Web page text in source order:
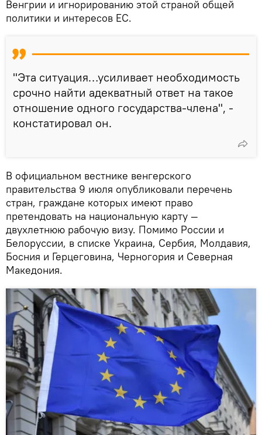
Венгрии и игнорированию этой страной общей
политики и интересов ЕС.
"Эта ситуация…усиливает необходимость
срочно найти адекватный ответ на такое
отношение одного государства-члена", -
констатировал он.
В официальном вестнике венгерского
правительства 9 июля опубликовали перечень
стран, граждане которых имеют право
претендовать на национальную карту —
двухлетнюю рабочую визу. Помимо России и
Белоруссии, в списке Украина, Сербия, Молдавия,
Босния и Герцеговина, Черногория и Северная
Македония.